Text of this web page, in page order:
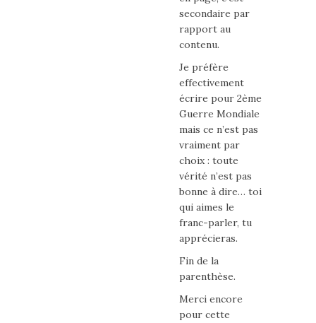
secondaire par
rapport au
contenu.
Je préfère
effectivement
écrire pour 2ème
Guerre Mondiale
mais ce n’est pas
vraiment par
choix : toute
vérité n’est pas
bonne à dire… toi
qui aimes le
franc-parler, tu
apprécieras.
Fin de la
parenthèse.
Merci encore
pour cette